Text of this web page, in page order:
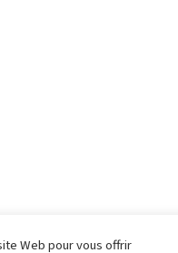
Web pour vous offrir